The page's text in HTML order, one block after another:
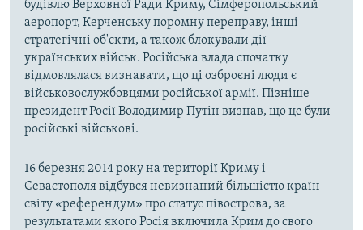
будівлю Верховної Ради Криму, Сімферопольський
аеропорт, Керченську поромну переправу, інші
стратегічні об'єкти, а також блокували дії
українських військ. Російська влада спочатку
відмовлялася визнавати, що ці озброєні люди є
військовослужбовцями російської армії. Пізніше
президент Росії Володимир Путін визнав, що це були
російські військові.
16 березня 2014 року на території Криму і
Севастополя відбувся невизнаний більшістю країн
світу «референдум» про статус півострова, за
результатами якого Росія включила Крим до свого